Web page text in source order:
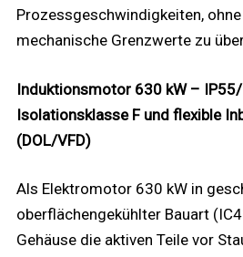
Prozessgeschwindigkeiten,
mechanische Grenzwerte zu
Induktionsmotor 630 kW –
Isolationsklasse F und flexible
(DOL/VFD)
Als Elektromotor 630 kW in
oberflächengekühlter Bauart
Gehäuse die aktiven Teile vor